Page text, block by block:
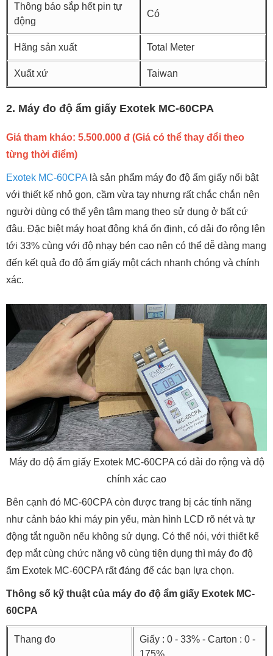
Thông báo sắp hết pin tự
động
Có
Hãng sản xuất Total Meter
Xuất xứ Taiwan
2. Máy đo độ ẩm giấy Exotek MC-60CPA
Giá tham khảo: 5.500.000 đ (Giá có thể thay đổi theo
từng thời điểm)
Exotek MC-60CPA là sản phẩm máy đo độ ẩm giấy nổi bật
với thiết kế nhỏ gọn, cầm vừa tay nhưng rất chắc chắn nên
người dùng có thể yên tâm mang theo sử dụng ở bất cứ
đâu. Đặc biệt máy hoạt động khá ổn định, có dải đo rộng lên
tới 33% cùng với độ nhạy bén cao nên có thể dễ dàng mang
đến kết quả đo độ ẩm giấy một cách nhanh chóng và chính
xác.
Máy đo độ ẩm giấy Exotek MC-60CPA có dải đo rộng và độ
chính xác cao
Bên cạnh đó MC-60CPA còn được trang bị các tính năng
như cảnh báo khi máy pin yếu, màn hình LCD rõ nét và tự
động tắt nguồn nếu không sử dụng. Có thể nói, với thiết kế
đẹp mắt cùng chức năng vô cùng tiện dụng thì máy đo độ
ẩm Exotek MC-60CPA rất đáng để các bạn lựa chọn.
Thông số kỹ thuật của máy đo độ ẩm giấy Exotek MC-
60CPA
Thang đo
Giấy : 0 - 33% - Carton : 0 -
175%